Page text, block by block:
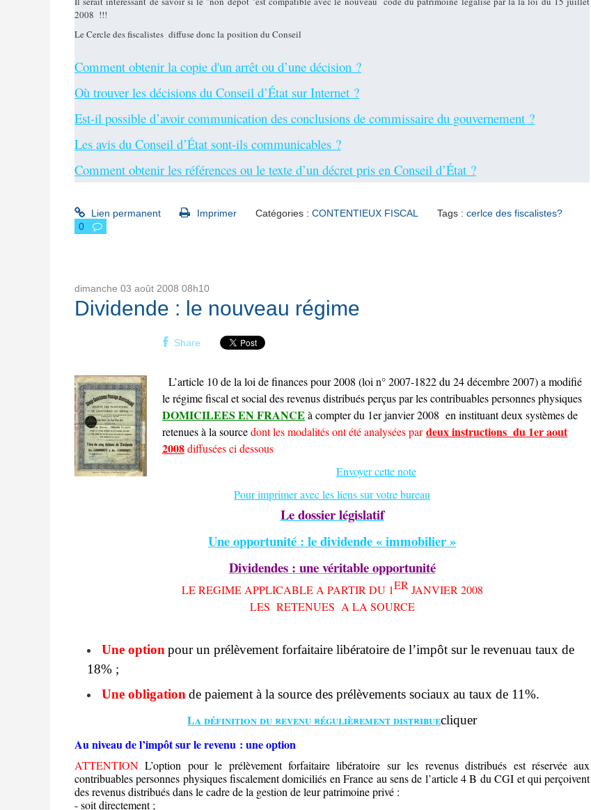
2008 !!!
Le Cercle des fiscalistes diffuse donc la position du Conseil
Comment obtenir la copie d'un arrêt ou d’une décision ?
Où trouver les décisions du Conseil d’État sur Internet ?
Est-il possible d’avoir communication des conclusions de commissaire du gouvernement ?
Les avis du Conseil d’État sont-ils communicables ?
Comment obtenir les références ou le texte d’un décret pris en Conseil d’État ?
Lien permanent Imprimer Catégories : CONTENTIEUX FISCAL Tags :cerlce des fiscalistes?
0
dimanche 03 août 2008 08h10
Dividende : le nouveau régime
Share
L’article 10 de la loi de finances pour 2008 (loi n° 2007-1822 du 24 décembre 2007) a modifié
le régime fiscal et social des revenus distribués perçus par les contribuables personnes physiques
DOMICILEES EN FRANCE à compter du 1er janvier 2008 en instituant deux systèmes de
retenues à la sourcedont les modalités ont été analysées pardeux instructions du 1er aout
2008diffusées ci dessous
Envoyer cette note
Pour imprimer avec les liens sur votre bureau
Le dossier législatif
Une opportunité : le dividende « immobilier »
Dividendes : une véritable opportunité
LE REGIME APPLICABLE A PARTIR DU 1ERJANVIER 2008
LES RETENUES A LA SOURCE
Une option pour un prélèvement forfaitaire libératoire de l’impôt sur le revenuau taux de
18% ;
Une obligation de paiement à la source des prélèvements sociaux au taux de 11%.
La définition du revenu régulièrement distribuecliquer
Au niveau de l’impôt sur le revenu : une option
ATTENTION L’option pour le prélèvement forfaitaire libératoire sur les revenus distribués est réservée aux
contribuables personnes physiques fiscalement domiciliés en France au sens de l’article 4 B du CGI et qui perçoivent
des revenus distribués dans le cadre de la gestion de leur patrimoine privé :
- soit directement ;